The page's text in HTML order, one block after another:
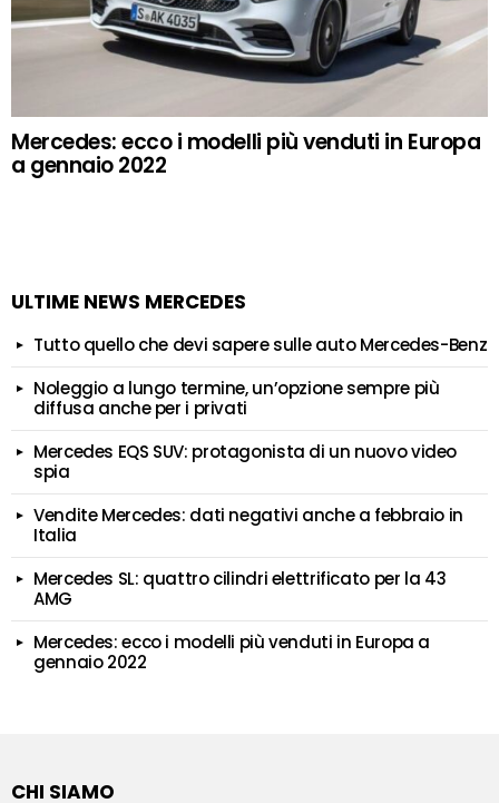
Mercedes: ecco i modelli più venduti in Europa
a gennaio 2022
ULTIME NEWS MERCEDES
Tutto quello che devi sapere sulle auto Mercedes-Benz
Noleggio a lungo termine, un’opzione sempre più
diffusa anche per i privati
Mercedes EQS SUV: protagonista di un nuovo video
spia
Vendite Mercedes: dati negativi anche a febbraio in
Italia
Mercedes SL: quattro cilindri elettrificato per la 43
AMG
Mercedes: ecco i modelli più venduti in Europa a
gennaio 2022
CHI SIAMO